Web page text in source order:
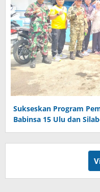
Sukseskan Program
Babinsa 15 Ulu dan